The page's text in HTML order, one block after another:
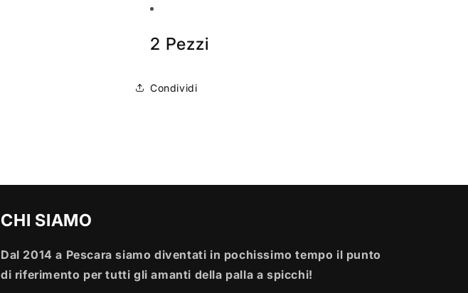
2 Pezzi
Condividi
CHI SIAMO
Dal 2014 a Pescara siamo diventati in pochissimo tempo il punto
di riferimento per tutti gli amanti della palla a spicchi!